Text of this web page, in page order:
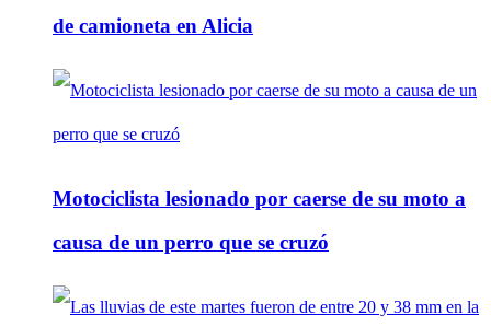
de camioneta en Alicia
Motociclista lesionado por caerse de su moto a
causa de un perro que se cruzó